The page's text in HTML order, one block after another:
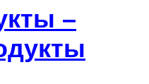
–